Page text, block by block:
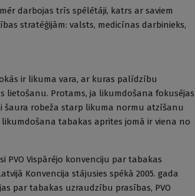
darbojas trīs spēlētāji, katrs ar saviem
stratēģijām: valsts, medicīnas darbinieks,
ir likuma vara, ar kuras palīdzību
lietošanu. Protams, ja likumdošana fokusējas
šaura robeža starp likuma normu atzīšanu
tabakas aprites jomā ir viena no
PVO Vispārējo konvenciju par tabakas
Konvencija stājusies spēkā 2005. gada
par tabakas uzraudzību prasības, PVO